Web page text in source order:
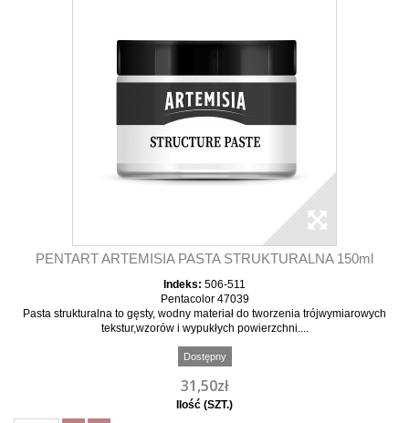
PENTART ARTEMISIA PASTA STRUKTURALNA 150ml
Indeks: 506-511
Pentacolor 47039
Pasta strukturalna to gęsty, wodny materiał do tworzenia trójwymiarowych
tekstur,wzorów i wypukłych powierzchni....
Dostępny
31,50zł
Ilość (SZT.)